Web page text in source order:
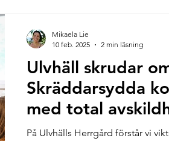
Ulvhäll skrudar
Skräddarsydda
med total
På Ulvhälls Herrgård förstår vi
Mikaela Lie
10 feb. 2025
2 min läsning